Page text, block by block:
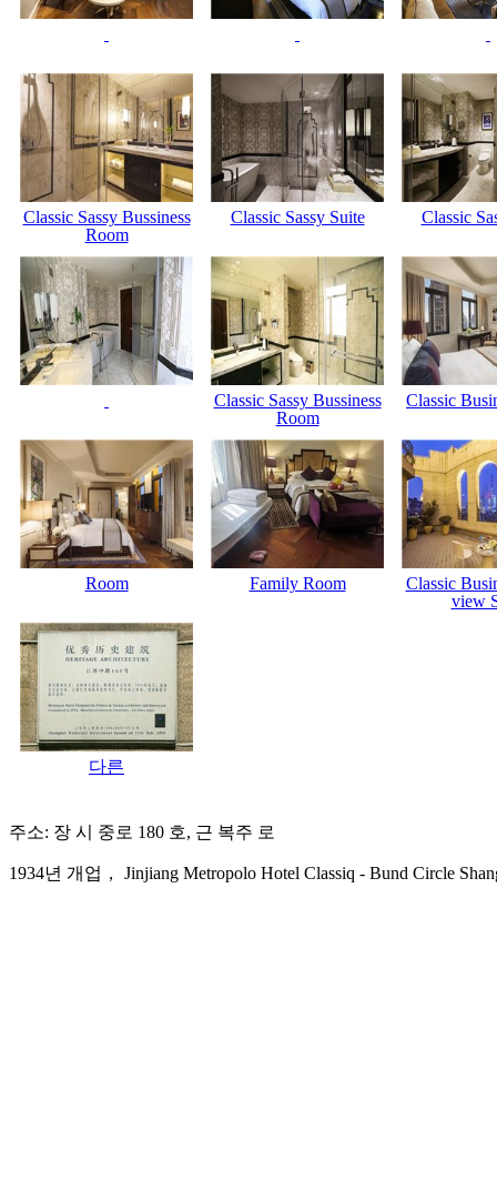
Classic Sassy Bussiness
Room
Classic Sassy Suite Classic
Classic Sassy Bussiness
Room
Classic
Room Family Room
Classic
view
다른
주소: 장 시 중로 180 호, 근 복주 로
1934년 개업， Jinjiang Metropolo Hotel Classiq - Bund Circle